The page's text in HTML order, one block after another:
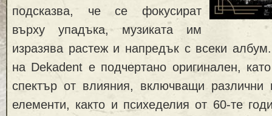
подсказва, че се фокусират
върху упадъка, музиката им
изразява растеж и напредък с всеки
на Dekadent е подчертано оригинален,
спектър от влияния, включващи различни
елементи, както и психеделия от 60-те